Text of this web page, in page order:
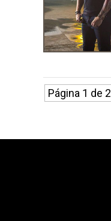
Página 1 de 2